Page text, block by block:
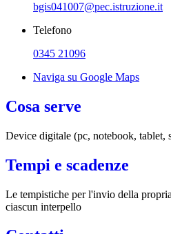
bgis041007@pec.istruzione.it
Telefono
0345 21096
Naviga su Google Maps
Cosa serve
Device digitale (pc, notebook, tablet,
Tempi e scadenze
Le tempistiche per l'invio della
ciascun interpello